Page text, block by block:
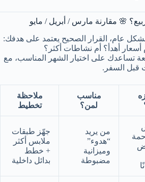
🌸 مقارنة مارس / أبريل / مايو
عام، القرار الصحيح يعتمد على هدفك:
أهدأ؟ أم نشاطات أكثر؟
تساعدك على اختيار الشهر المناسب، مع
قبل السفر.
مناسب
لمن؟
ملاحظة
تخطيط
من يريد
“هدوء”
وميزانية
مضبوطة
جهّز طبقات
ملابس أكثر
+ خطط
بدائل داخلية